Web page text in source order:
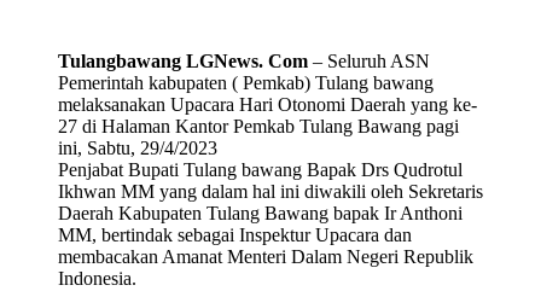
Tulangbawang LGNews. Com – Seluruh ASN
Pemerintah kabupaten ( Pemkab) Tulang bawang
melaksanakan Upacara Hari Otonomi Daerah yang ke-
27 di Halaman Kantor Pemkab Tulang Bawang pagi
ini, Sabtu, 29/4/2023
Penjabat Bupati Tulang bawang Bapak Drs Qudrotul
Ikhwan MM yang dalam hal ini diwakili oleh Sekretaris
Daerah Kabupaten Tulang Bawang bapak Ir Anthoni
MM, bertindak sebagai Inspektur Upacara dan
membacakan Amanat Menteri Dalam Negeri Republik
Indonesia.